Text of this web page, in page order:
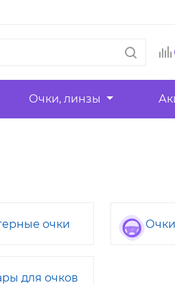
Очки, линзы
очки
для очков